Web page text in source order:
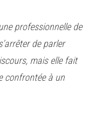
professionnelle de
de parler
mais elle fait
confrontée à un